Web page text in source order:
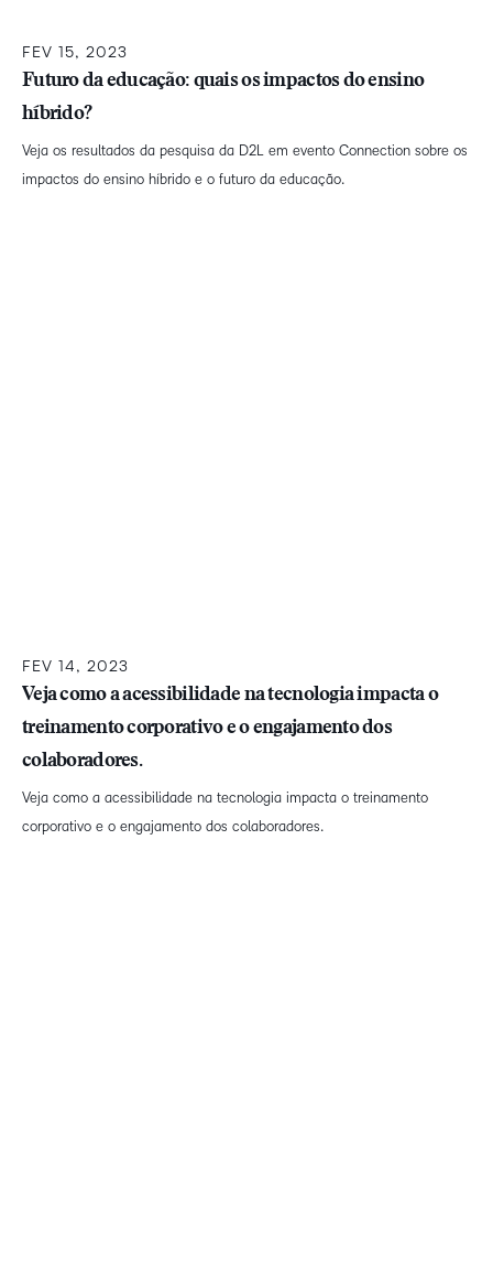
FEV 15, 2023
Futuro da educação: quais os impactos do ensino
híbrido?
Veja os resultados da pesquisa da D2L em evento Connection sobre os
impactos do ensino híbrido e o futuro da educação.
FEV 14, 2023
Veja como a acessibilidade na tecnologia impacta o
treinamento corporativo e o engajamento dos
colaboradores.
Veja como a acessibilidade na tecnologia impacta o treinamento
corporativo e o engajamento dos colaboradores.